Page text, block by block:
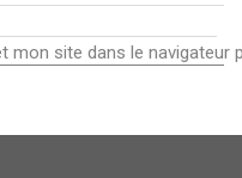
mon site dans le navigateur